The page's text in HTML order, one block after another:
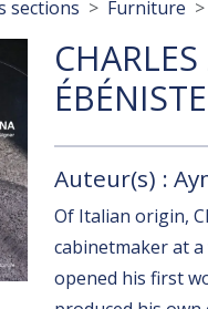
sections Furniture
Auteur(s) :
Of Italian origin,
cabinetmaker at
opened his first